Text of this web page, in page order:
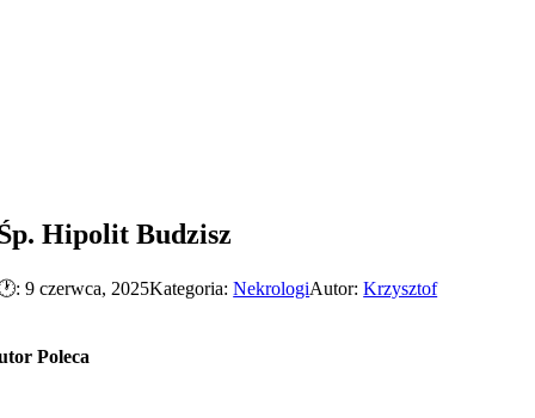
Hipolit Budzisz
9 czerwca, 2025Kategoria:NekrologiAutor:Krzysztof
Poleca